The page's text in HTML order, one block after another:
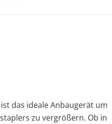
das ideale Anbaugerät um
zu vergrößern. Ob in